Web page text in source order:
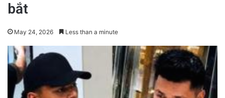
bắt
May 24, 2026 Less than a minute